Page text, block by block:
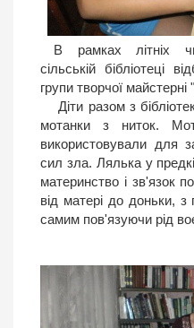
В рамках літніх
сільській бібліотеці
групи творчої майстерні
Діти разом з
мотанки з ниток.
використовували для
сил зла. Лялька у
материнство і зв'язок
від матері до доньки, з
самим пов'язуючи рід